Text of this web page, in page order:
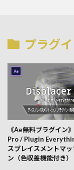
プラグ
《Ae無料プラグイン
Pro / Plugin
スプレイスメントマ
ン（色収差機能付き）